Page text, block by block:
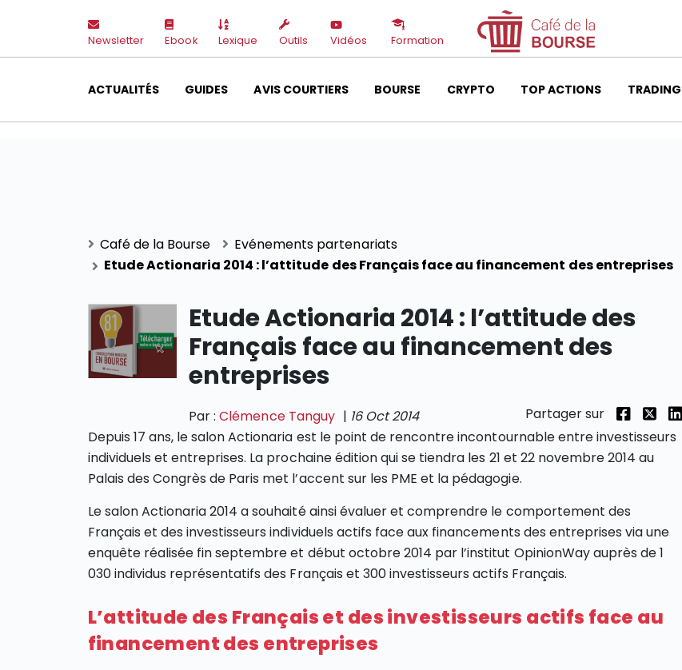
Newsletter Ebook Lexique Outils Vidéos Formation
ACTUALITÉS GUIDES AVIS COURTIERS BOURSE CRYPTO TOP ACTIONS TRADING
Café de la Bourse
Evénements partenariats
Etude Actionaria 2014 : l’attitude des Français face au financement des entreprises
Etude Actionaria 2014 : l’attitude des
Français face au financement des
entreprises
Par :Clémence Tanguy | 16 Oct 2014
Partager sur
Depuis 17 ans, le salon Actionaria est le point de rencontre incontournable entre investisseurs
individuels et entreprises. La prochaine édition qui se tiendra les 21 et 22 novembre 2014 au
Palais des Congrès de Paris met l’accent sur les PME et la pédagogie.
Le salon Actionaria 2014 a souhaité ainsi évaluer et comprendre le comportement des
Français et des investisseurs individuels actifs face aux financements des entreprises via une
enquête réalisée fin septembre et début octobre 2014 par l’institut OpinionWay auprès de 1
030 individus représentatifs des Français et 300 investisseurs actifs Français.
L’attitude des Français et des investisseurs actifs face au
financement des entreprises